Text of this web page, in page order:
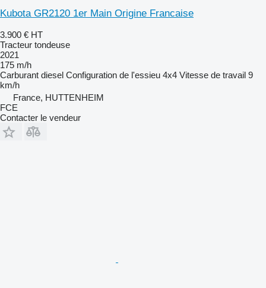
Kubota GR2120 1er Main Origine Francaise
3.900 € HT
Tracteur tondeuse
2021
175 m/h
Carburant diesel Configuration de l'essieu 4x4 Vitesse de travail 9
km/h
France, HUTTENHEIM
FCE
Contacter le vendeur